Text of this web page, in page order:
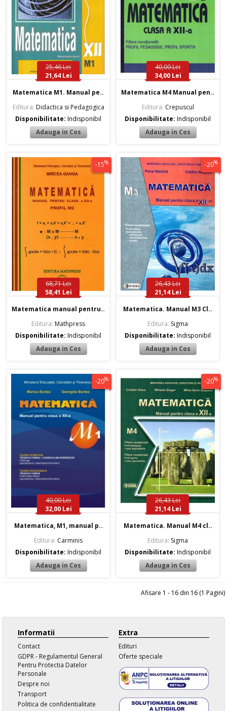
25,46 Lei
21,64 Lei
Matematica M1. Manual pe..
Editura: Didactica si Pedagogica
Disponibilitate:Indisponibil
40,00 Lei
34,00 Lei
Matematica M4 Manual pen..
Editura: Crepuscul
Disponibilitate:Indisponibil
-15%
68,71 Lei
58,41 Lei
Matematica manual pentru..
Editura: Mathpress
Disponibilitate:Indisponibil
-20%
26,43 Lei
21,14 Lei
Matematica. Manual M3 Cl..
Editura: Sigma
Disponibilitate:Indisponibil
-20%
40,00 Lei
32,00 Lei
Matematica, M1, manual p..
Editura: Carminis
Disponibilitate:Indisponibil
-20%
26,43 Lei
21,14 Lei
Matematica. Manual M4 cl..
Editura: Sigma
Disponibilitate:Indisponibil
Afisare 1 - 16 din 16 (1 Pagini)
Informatii
Contact
GDPR - Regulamentul General
Pentru Protectia Datelor
Personale
Despre noi
Transport
Politica de confidentialitate
Extra
Edituri
Oferte speciale